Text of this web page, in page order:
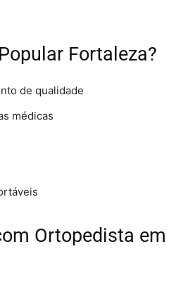
Fortaleza?
de qualidade
médicas
Ortopedista em